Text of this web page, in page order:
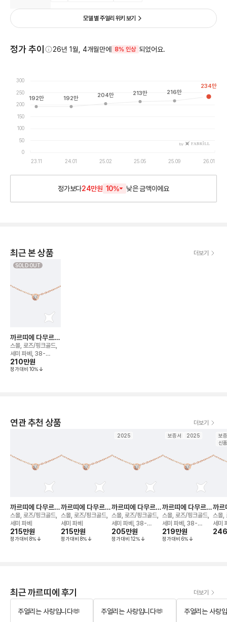
모델 별 주얼리 위키 보기
정가 추이 26년 1월, 4개월만에 8% 인상 되었어요.
0
50
100
150
200
250
300
23.11 24.01 25.02 25.05 25.09 26.01
by
192만 192만 204만 213만 216만
234만
정가보다24만원 10% 낮은금액이에요
최근 본 상품 더보기
SOLD OUT
까르띠에 다무르
네크리스
스몰, 로즈/핑크골드,
세미 파베, 38-
41cm
210만원
정가대비 10%
연관 추천 상품 더보기
까르띠에 다무르
네크리스
스몰, 로즈/핑크골드,
세미 파베
215만원
정가대비 8%
까르띠에 다무르
네크리스
스몰, 로즈/핑크골드,
세미 파베
215만원
정가대비 8%
2025
까르띠에 다무르
네크리스
스몰, 로즈/핑크골드,
세미 파베, 38-
41cm
205만원
정가대비 12%
보증서 2025
까르띠에 다무르
네크리스
스몰, 로즈/핑크골드,
세미 파베, 38-
41cm
219만원
정가대비 6%
보
신
까르
네크
스몰,
세미
최근 까르띠에 후기 더보기
주얼리는 사랑입니다🫶 주얼리는 사랑입니다🫶 주얼리는 사랑